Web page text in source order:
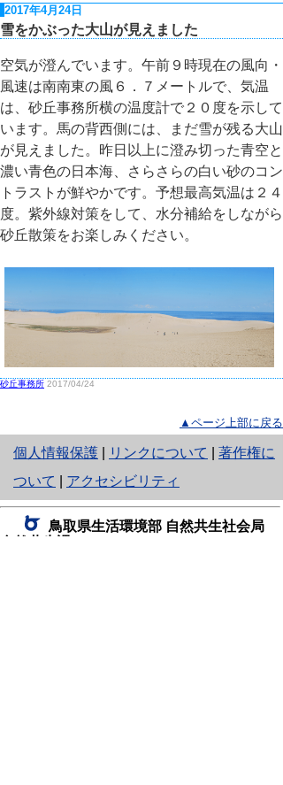
2017年4月24日
雪をかぶった大山が見えました
空気が澄んでいます。午前９時現在の風向・
風速は南南東の風６．７メートルで、気温
は、砂丘事務所横の温度計で２０度を示して
います。馬の背西側には、まだ雪が残る大山
が見えました。昨日以上に澄み切った青空と
濃い青色の日本海、さらさらの白い砂のコン
トラストが鮮やかです。予想最高気温は２４
度。紫外線対策をして、水分補給をしながら
砂丘散策をお楽しみください。
砂丘事務所 2017/04/24
▲ページ上部に戻る
個人情報保護
と
り
ネ
ッ
リンクについて
著作権に
ついて
アクセシビリティ
鳥取県生活環境部 自然共生社会局